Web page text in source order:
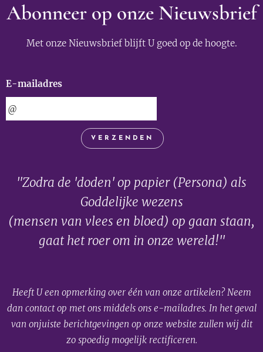
Abonneer op onze Nieuwsbrief
Met onze Nieuwsbrief blijft U goed op de hoogte.
E-mailadres
VERZENDEN
"Zodra de 'doden' op papier (Persona) als
Goddelijke wezens
(mensen van vlees en bloed) op gaan staan,
gaat het roer om in onze wereld!"
Heeft U een opmerking over één van onze artikelen? Neem
dan contact op met ons middels ons e-mailadres. In het geval
van onjuiste berichtgevingen op onze website zullen wij dit
zo spoedig mogelijk rectificeren.